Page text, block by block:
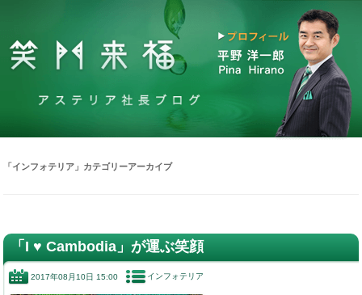
「インフォテリア 」カテゴリーアーカイブ
「I ♥️ Cambodia」が運ぶ笑顔
2017年08月10日 15:00 インフォテリア